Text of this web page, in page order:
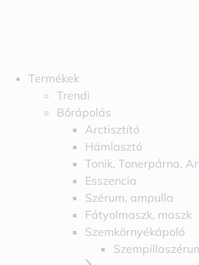
Termékek
Trendi
Bőrápolás
Arctisztító
Hámlasztó
Tonik, Tonerpárna,
Esszencia
Szérum, ampulla
Fátyolmaszk, maszk
Szemkörnyékápoló